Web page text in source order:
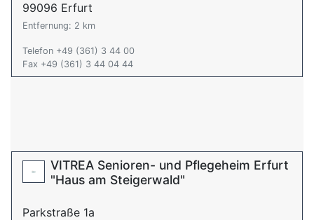
99096 Erfurt
Entfernung: 2 km
Telefon +49 (361) 3 44 00
Fax +49 (361) 3 44 04 44
VITREA Senioren- und Pflegeheim Erfurt
"Haus am Steigerwald"
Parkstraße 1a